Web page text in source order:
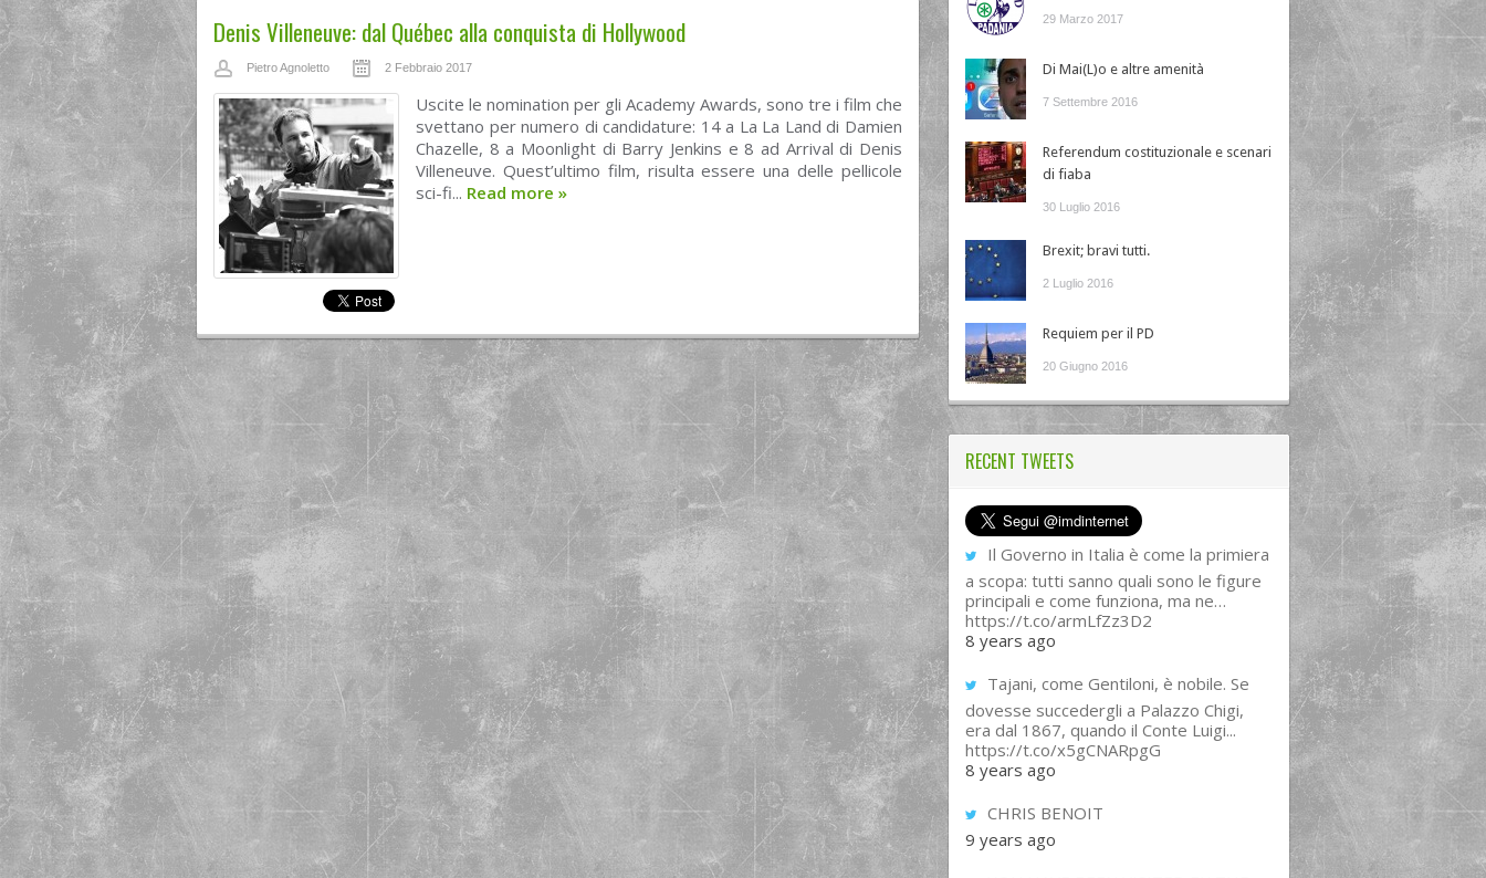
Denis Villeneuve: dal Québec alla conquista di Hollywood
Pietro Agnoletto 2 Febbraio 2017
Uscite le nomination per gli Academy Awards, sono tre i film che
svettano per numero di candidature: 14 a La La Land di Damien
Chazelle, 8 a Moonlight di Barry Jenkins e 8 ad Arrival di Denis
Villeneuve. Quest’ultimo film, risulta essere una delle pellicole
sci-fi... Read more »
29 Marzo 2017
Di Mai(L)o e altre amenità
7 Settembre 2016
Referendum costituzionale e scenari
di fiaba
30 Luglio 2016
Brexit; bravi tutti.
2 Luglio 2016
Requiem per il PD
20 Giugno 2016
RECENT TWEETS
Il Governo in Italia è come la primiera
a scopa: tutti sanno quali sono le figure
principali e come funziona, ma ne…
https://t.co/armLfZz3D2
8 years ago
Tajani, come Gentiloni, è nobile. Se
dovesse succedergli a Palazzo Chigi,
era dal 1867, quando il Conte Luigi...
https://t.co/x5gCNARpgG
8 years ago
CHRIS BENOIT
9 years ago